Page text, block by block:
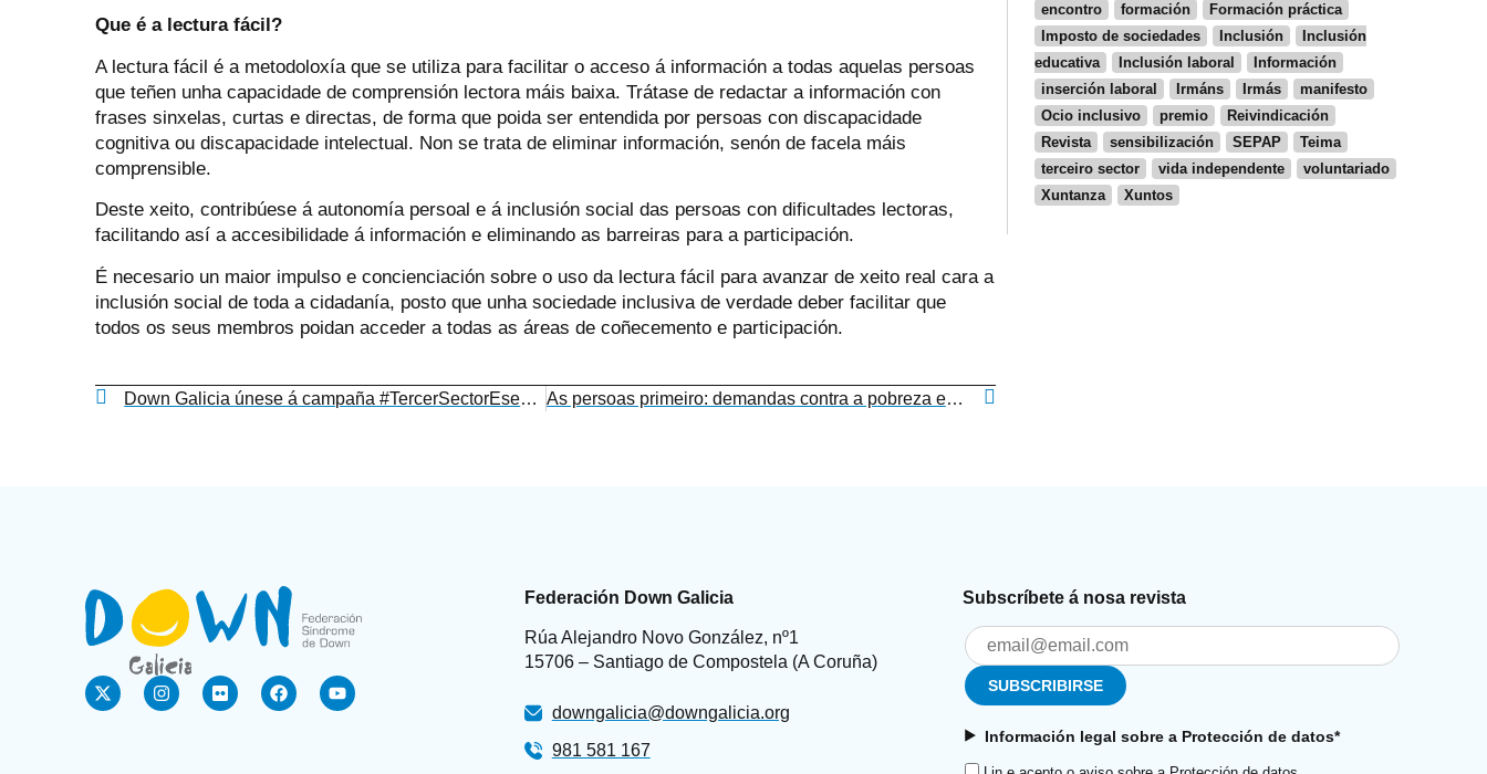
Que é a lectura fácil?
A lectura fácil é a metodoloxía que se utiliza para facilitar o acceso á información a todas aquelas persoas
que teñen unha capacidade de comprensión lectora máis baixa. Trátase de redactar a información con
frases sinxelas, curtas e directas, de forma que poida ser entendida por persoas con discapacidade
cognitiva ou discapacidade intelectual. Non se trata de eliminar información, senón de facela máis
comprensible.
Deste xeito, contribúese á autonomía persoal e á inclusión social das persoas con dificultades lectoras,
facilitando así a accesibilidade á información e eliminando as barreiras para a participación.
É necesario un maior impulso e concienciación sobre o uso da lectura fácil para avanzar de xeito real cara a
inclusión social de toda a cidadanía, posto que unha sociedade inclusiva de verdade deber facilitar que
todos os seus membros poidan acceder a todas as áreas de coñecemento e participación.
Down Galicia únese á campaña #TercerSectorEsencial As persoas primeiro: demandas contra a pobreza e a exclusión nas eleccións ao Parlamento de Galicia
encontro
formación
Formación práctica
Imposto de sociedades
Inclusión
Inclusión
educativa
Inclusión laboral
Información
inserción laboral
Irmáns Irmás
manifesto
Ocio inclusivo
premio
Reivindicación
Revista
sensibilización SEPAP
Teima
terceiro sector
vida independente
voluntariado
Xuntanza
Xuntos
Federación Down Galicia
Rúa Alejandro Novo González, nº1
15706 – Santiago de Compostela (A Coruña)
downgalicia@downgalicia.org
981 581 167
Subscríbete á nosa revista
Información legal sobre a Protección de datos*